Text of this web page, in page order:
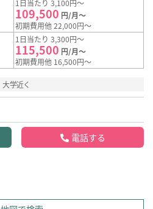
1日当たり 3,100円～
109,500 円/月～
初期費用他 22,000円～
1日当たり 3,300円～
115,500 円/月～
初期費用他 16,500円～
大学近く
電話する